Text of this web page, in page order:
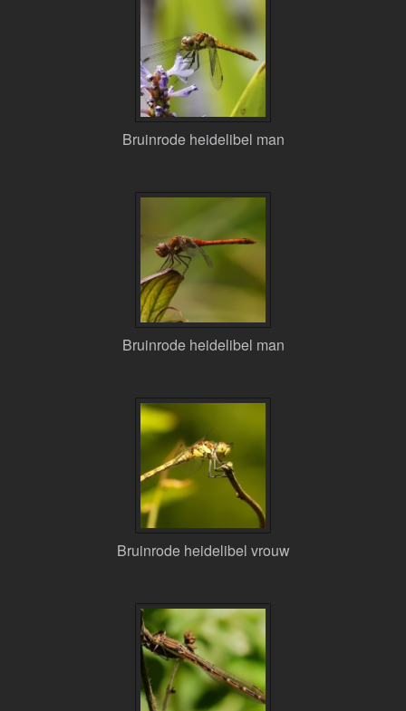
Bruinrode heidelibel man
Bruinrode heidelibel man
Bruinrode heidelibel vrouw